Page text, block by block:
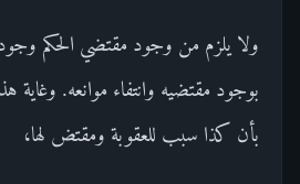
ولا يلزم من وجود مقتضي الحكم وجوده،
بوجود مقتضيه وانتفاء موانعه. وغاية
بأن كذا سبب للعقوبة ومقتض لها،